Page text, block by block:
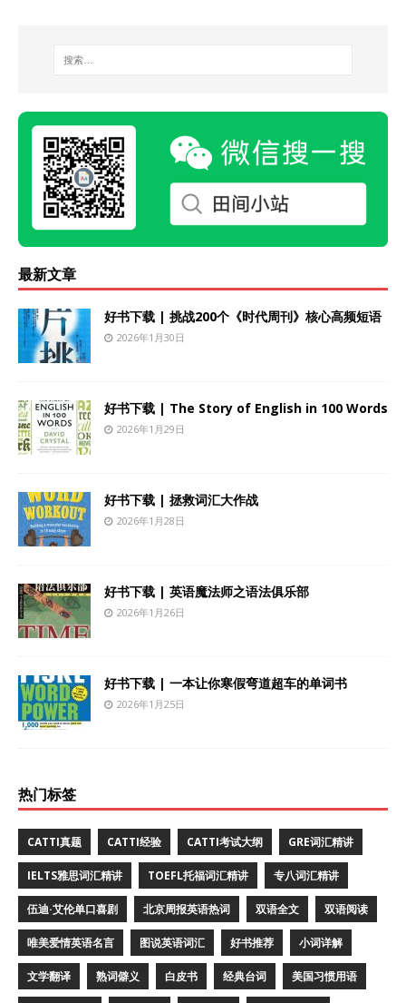
最新文章
好书下载 | 挑战200个《时代周刊》核心高频短语
2026年1月30日
好书下载 | The Story of English in 100 Words
2026年1月29日
好书下载 | 拯救词汇大作战
2026年1月28日
好书下载 | 英语魔法师之语法俱乐部
2026年1月26日
好书下载 | 一本让你寒假弯道超车的单词书
2026年1月25日
热门标签
CATTI真题 CATTI经验 CATTI考试大纲 GRE词汇精讲
IELTS雅思词汇精讲 TOEFL托福词汇精讲 专八词汇精讲
伍迪·艾伦单口喜剧 北京周报英语热词 双语全文 双语阅读
唯美爱情英语名言 图说英语词汇 好书推荐 小词详解
文学翻译 熟词僻义 白皮书 经典台词 美国习惯用语